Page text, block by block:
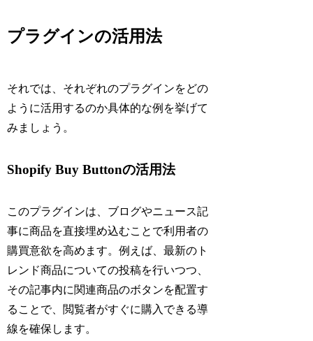
プラグインの活用法
それでは、それぞれのプラグインをどの
ように活用するのか具体的な例を挙げて
みましょう。
Shopify Buy Buttonの活用法
このプラグインは、ブログやニュース記
事に商品を直接埋め込むことで利用者の
購買意欲を高めます。例えば、最新のト
レンド商品についての投稿を行いつつ、
その記事内に関連商品のボタンを配置す
ることで、閲覧者がすぐに購入できる導
線を確保します。